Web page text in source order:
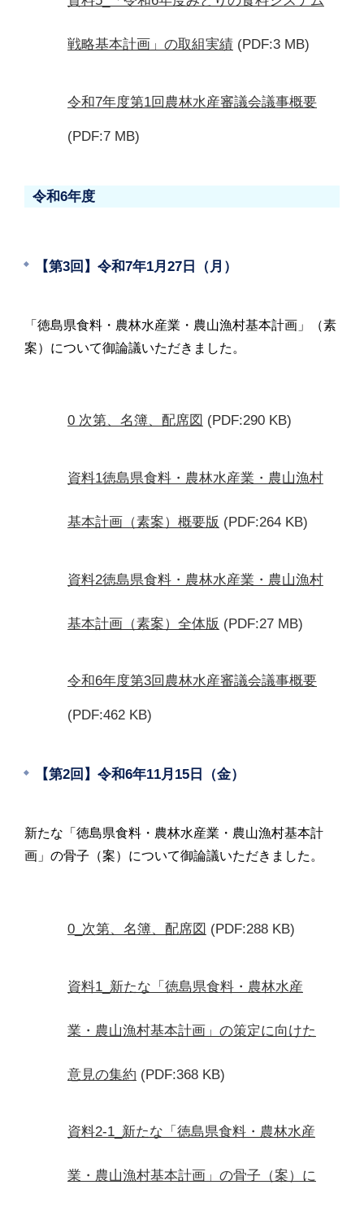
戦略基本計画」の取組実績 (PDF:3 MB)
令和7年度第1回農林水産審議会議事概要
(PDF:7 MB)
令和6年度
【第3回】令和7年1月27日（月）
「徳島県食料・農林水産業・農山漁村基本計画」（素
案）について御論議いただきました。
0 次第、名簿、配席図 (PDF:290 KB)
資料1徳島県食料・農林水産業・農山漁村
基本計画（素案）概要版 (PDF:264 KB)
資料2徳島県食料・農林水産業・農山漁村
基本計画（素案）全体版 (PDF:27 MB)
令和6年度第3回農林水産審議会議事概要
(PDF:462 KB)
【第2回】令和6年11月15日（金）
新たな「徳島県食料・農林水産業・農山漁村基本計
画」の骨子（案）について御論議いただきました。
0_次第、名簿、配席図 (PDF:288 KB)
資料1_新たな「徳島県食料・農林水産
業・農山漁村基本計画」の策定に向けた
意見の集約 (PDF:368 KB)
資料2-1_新たな「徳島県食料・農林水産
業・農山漁村基本計画」の骨子（案）に